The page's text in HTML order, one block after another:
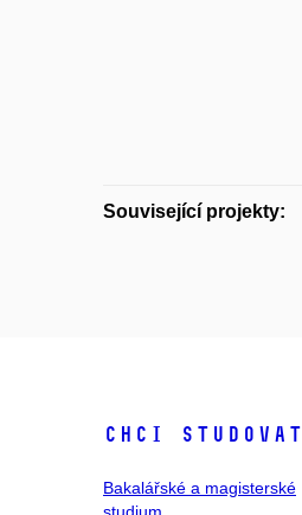
Související projekty:
Chci studovat
Bakalářské a magisterské